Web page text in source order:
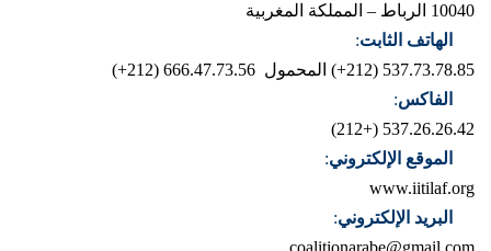
10040 الرباط – المملكة المغربية
الهاتف الثابت:
537.73.78.85 (212+)
المحمول 666.47.73.56 (212+)
الفاكس:
537.26.26.42 (+212)
الموقع الإلكتروني:
www.iitilaf.org
البريد الإلكتروني: